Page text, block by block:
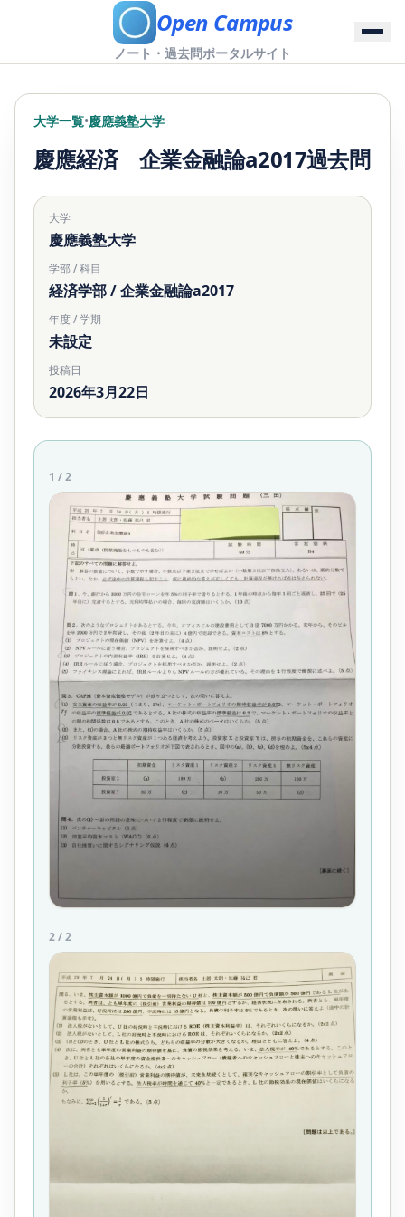
Open Campus
ノート・過去問ポータルサイト
大学一覧•慶應義塾大学
慶應経済 企業金融論a2017過去問
大学
慶應義塾大学
学部 / 科目
経済学部 / 企業金融論a2017
年度 / 学期
未設定
投稿日
2026年3月22日
1 /2
2/2